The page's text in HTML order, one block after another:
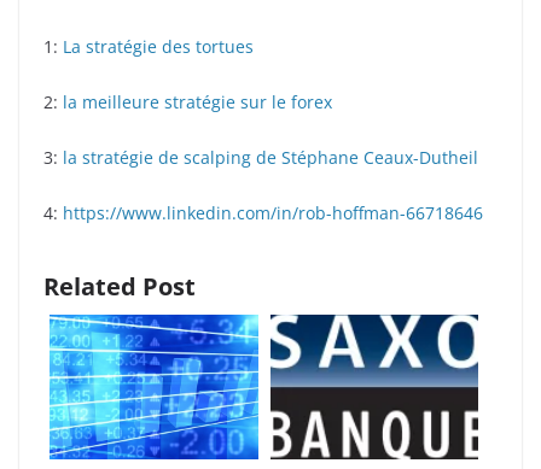
1: La stratégie des tortues
2: la meilleure stratégie sur le forex
3: la stratégie de scalping de Stéphane Ceaux-Dutheil
4: https://www.linkedin.com/in/rob-hoffman-66718646
Related Post